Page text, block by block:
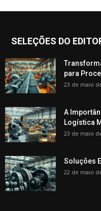
SELEÇÕES DO
para
23 de maio
A
Logística
23 de maio
Soluções
22 de maio